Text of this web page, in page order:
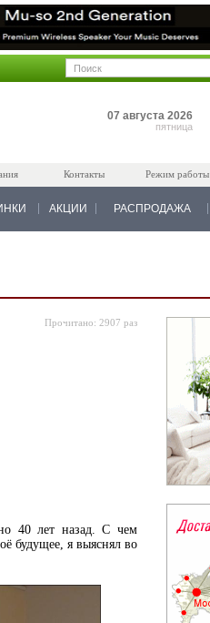
07 августа 2026
пятница
Контакты Режим работы
АКЦИИ РАСПРОДАЖА
Прочитано: 2907 раз
40 лет назад. С чем
будущее, я выяснял во